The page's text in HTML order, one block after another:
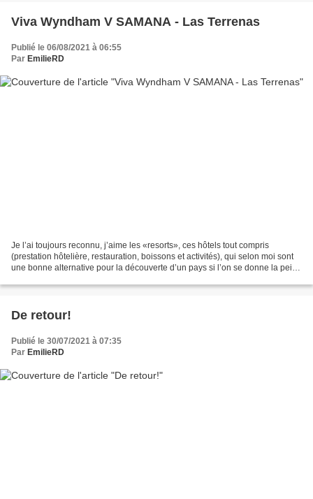
Viva Wyndham V SAMANA - Las Terrenas
Publié le 06/08/2021 à 06:55
Par EmilieRD
Je l’ai toujours reconnu, j’aime les «resorts», ces hôtels tout compris
(prestation hôtelière, restauration, boissons et activités), qui selon moi sont
une bonne alternative pour la découverte d’un pays si l’on se donne la peine
De retour!
Publié le 30/07/2021 à 07:35
Par EmilieRD